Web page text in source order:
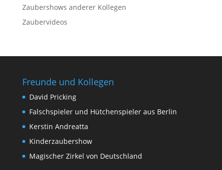
Zaubershows anderer Kollegen
Zaubervideos
Freunde und Kollegen
David Pricking
Falschspieler und Hütchenspieler aus Berlin
Kerstin Andreatta
Kinderzaubershow
Magischer Zirkel von Deutschland